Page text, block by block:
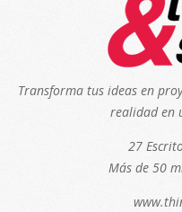
Transforma tus ideas en
realidad en
27
Más de 50